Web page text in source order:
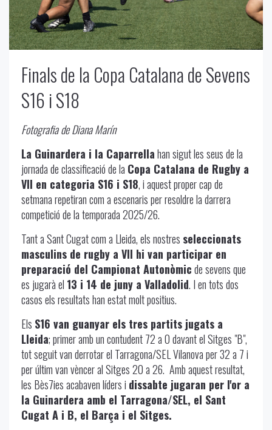
Finals de la Copa Catalana de Sevens
S16 i S18
Fotografia de Diana Marín
La Guinardera i la Caparrellahan sigut les seus de la
jornada de classificació de la Copa Catalana de Rugby a
VII en categoria S16 i S18, i aquest proper cap de
setmana repetiran com a escenaris per resoldre la darrera
competició de la temporada 2025/26.
Tant a Sant Cugat com a Lleida, els nostres seleccionats
masculins de rugby a VII hi van participar en
preparació del Campionat Autonòmicde sevens que
es jugarà el 13 i 14 de juny a Valladolid. I en tots dos
casos els resultats han estat molt positius.
Els S16 van guanyar els tres partits jugats a
Lleida; primer amb un contudent 72 a 0 davant el Sitges "B",
tot seguit van derrotar el Tarragona/SEL Vilanova per 32 a 7 i
per últim van vèncer al Sitges 20 a 26. Amb aquest resultat,
les Bès7ies acabaven líders i dissabte jugaran per l'or a
la Guinardera amb el Tarragona/SEL, el Sant
Cugat A i B, el Barça i el Sitges.